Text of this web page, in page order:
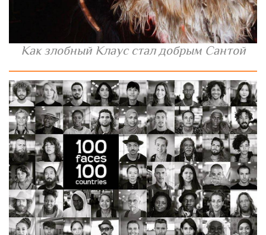
Как злобный Клаус стал добрым Сантой